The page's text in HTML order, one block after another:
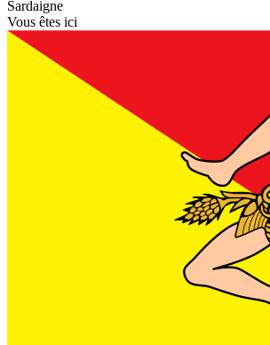
Sardaigne
Vous êtes ici